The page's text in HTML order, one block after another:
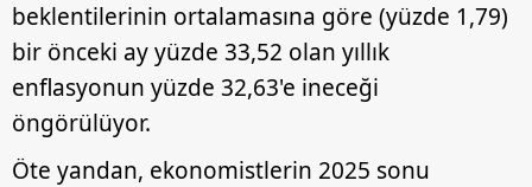
beklentilerinin ortalamasına göre (yüzde 1,79)
bir önceki ay yüzde 33,52 olan yıllık
enflasyonun yüzde 32,63'e ineceği
öngörülüyor.
Öte yandan, ekonomistlerin 2025 sonu